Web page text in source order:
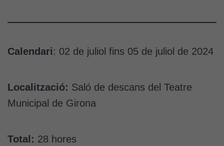
Calendari: 02 de juliol fins 05 de juliol de 2024
Localització: Saló de descans del Teatre
Municipal de Girona
Total: 28 hores